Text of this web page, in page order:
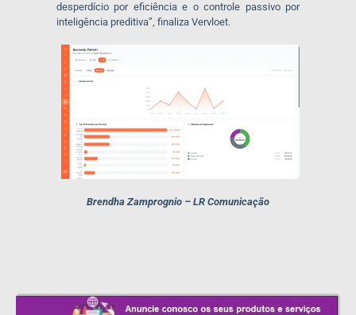
desperdício por eficiência e o controle passivo por
inteligência preditiva”, finaliza Vervloet.
Brendha Zamprognio – LR Comunicação